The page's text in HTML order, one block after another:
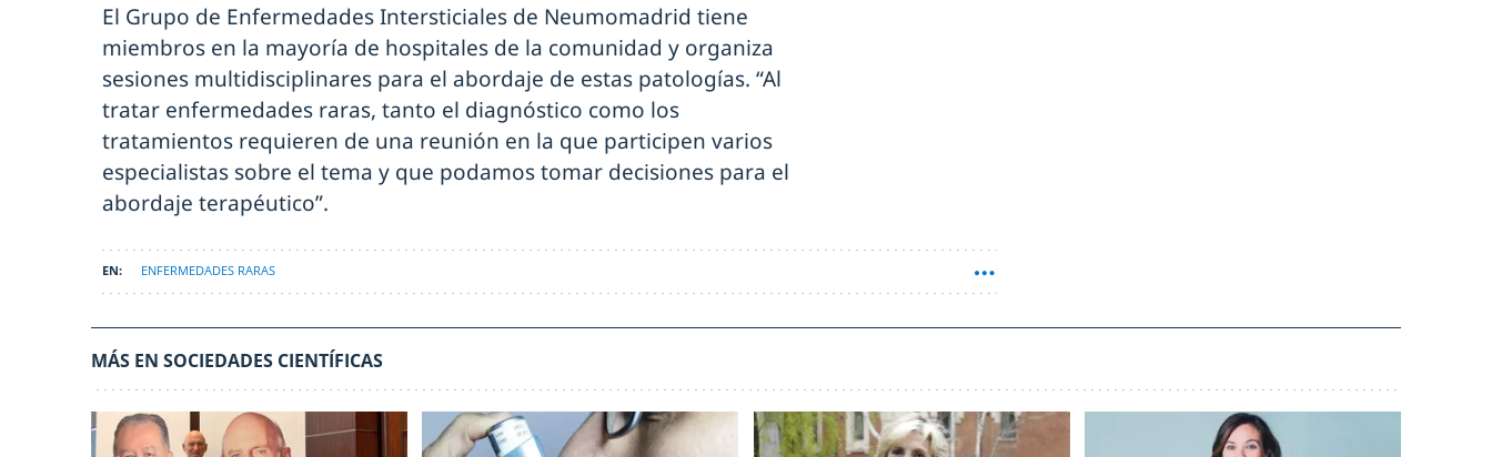
El Grupo de Enfermedades Intersticiales de Neumomadrid tiene
miembros en la mayoría de hospitales de la comunidad y organiza
sesiones multidisciplinares para el abordaje de estas patologías. “Al
tratar enfermedades raras, tanto el diagnóstico como los
tratamientos requieren de una reunión en la que participen varios
especialistas sobre el tema y que podamos tomar decisiones para el
abordaje terapéutico”.
ENFERMEDADES RARAS
MÁS EN SOCIEDADES CIENTÍFICAS